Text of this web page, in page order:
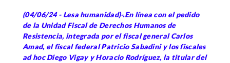
(04/06/24 - Lesa humanidad)-.En línea con el pedido
de la Unidad Fiscal de Derechos Humanos de
Resistencia, integrada por el fiscal general Carlos
Amad, el fiscal federal Patricio Sabadini y los fiscales
ad hoc Diego Vigay y Horacio Rodríguez, la titular del